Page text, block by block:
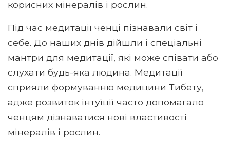
корисних мінералів і рослин.
Під час медитації ченці пізнавали світ і
себе. До наших днів дійшли і спеціальні
мантри для медитації, які може співати або
слухати будь-яка людина. Медитації
сприяли формуванню медицини Тибету,
адже розвиток інтуїції часто допомагало
ченцям дізнаватися нові властивості
мінералів і рослин.